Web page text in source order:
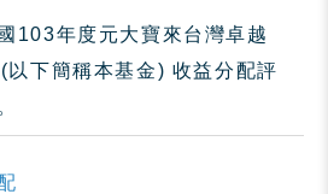
103年度元大寶來台灣卓越
以下簡稱本基金) 收益分配評